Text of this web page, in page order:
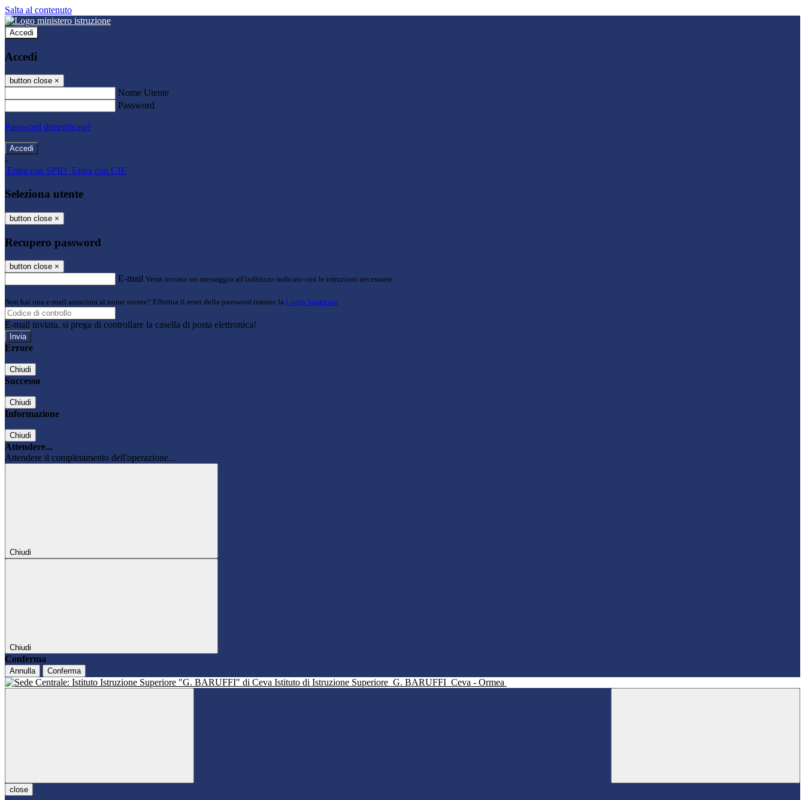
Salta al contenuto
Accedi
Accedi
button close ×
Nome Utente
Password
Password dimenticata?
-
Entra con SPID Entra con CIE
Seleziona utente
button close ×
Recupero password
button close ×
E-mail Verrà inviato un messaggio all'indirizzo indicato con le istruzioni necessarie.
Non hai una e-mail associata al nome utente? Effettua il reset della password tramite la Login Spaggiari
E-mail inviata, si prega di controllare la casella di posta elettronica!
Errore
Chiudi
Successo
Chiudi
Informazione
Chiudi
Attendere...
Attendere il completamento dell'operazione...
Chiudi
Chiudi
Conferma
Annulla Conferma
Istituto di Istruzione Superiore G. BARUFFI Ceva - Ormea
close